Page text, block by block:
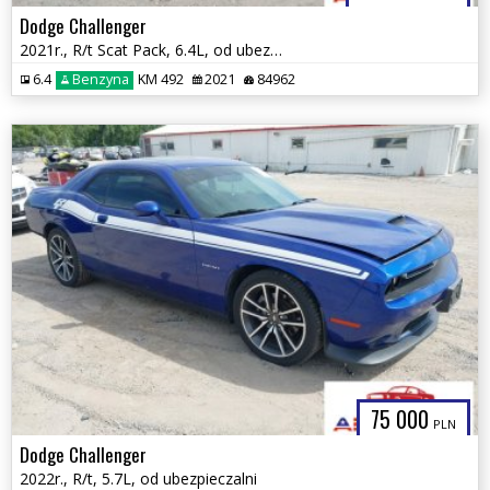
Dodge Challenger
2021r., R/t Scat Pack, 6.4L, od ubezpieczalni
6.4 Benzyna KM 492 2021 84962
75 000 PLN
Dodge Challenger
2022r., R/t, 5.7L, od ubezpieczalni